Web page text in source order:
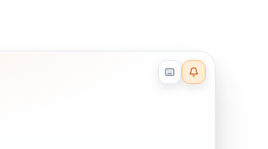
Reader effects on